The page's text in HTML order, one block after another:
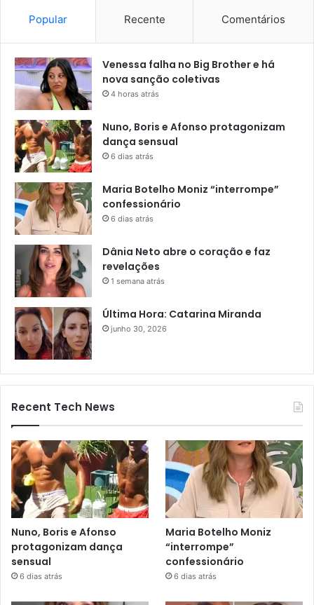
Popular Recente Comentários
Venessa falha no Big Brother e há
nova sanção coletivas
4 horas atrás
Nuno, Boris e Afonso protagonizam
dança sensual
6 dias atrás
Maria Botelho Moniz “interrompe”
confessionário
6 dias atrás
Dânia Neto abre o coração e faz
revelações
1 semana atrás
Última Hora: Catarina Miranda
junho 30, 2026
Recent Tech News
Nuno, Boris e Afonso
protagonizam dança
sensual
6 dias atrás
Maria Botelho Moniz
“interrompe”
confessionário
6 dias atrás